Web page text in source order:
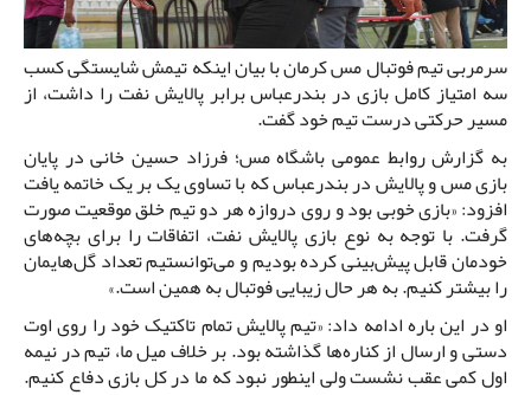
سرمربی تیم فوتبال مس کرمان با بیان اینکه تیمش شایستگی کسب
سه امتیاز کامل بازی در بندرعباس برابر پالایش نفت را داشت، از
مسیر حرکتی درست تیم خود گفت.
به گزارش روابط عمومی باشگاه مس؛ فرزاد حسین خانی در پایان
بازی مس و پالایش در بندرعباس که با تساوی یک بر یک خاتمه یافت
افزود: «بازی خوبی بود و روی دروازه هر دو تیم خلق موقعیت صورت
گرفت. با توجه به نوع بازی پالایش نفت، اتفاقات را برای بچه‌های
خودمان قابل پیش‌بینی کرده بودیم و می‌توانستیم تعداد گل‌هایمان
را بیشتر کنیم. به هر حال زیبایی فوتبال به همین است.»
او در این باره ادامه داد: «تیم پالایش تمام تاکتیک خود را روی اوت
دستی و ارسال از کناره‌ها گذاشته بود. بر خلاف میل ما، تیم در نیمه
اول کمی عقب نشست ولی اینطور نبود که ما در کل بازی دفاع کنیم.